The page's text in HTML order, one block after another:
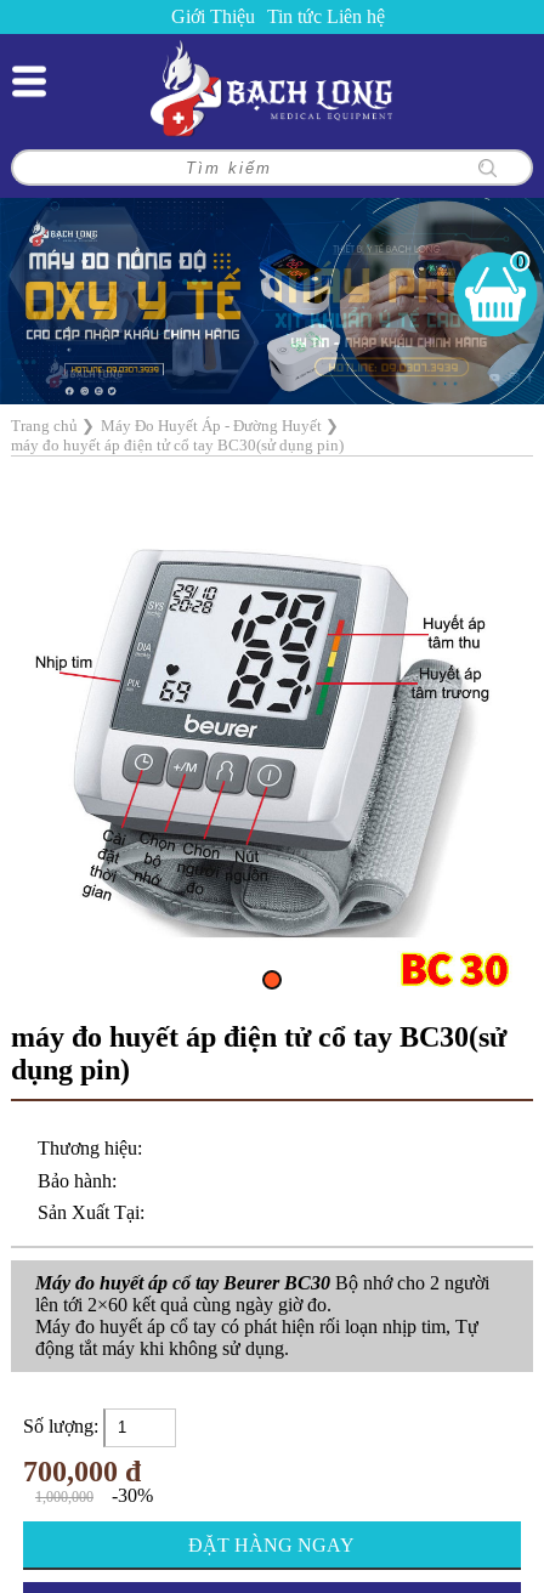
Giới Thiệu Tin tức Liên hệ
0
Trang chủ ❯ Máy Đo Huyết Áp - Đường Huyết❯
máy đo huyết áp điện tử cổ tay BC30(sử dụng pin)
máy đo huyết áp điện tử cổ tay BC30(sử
dụng pin)
Thương hiệu:
Bảo hành:
Sản Xuất Tại:
Máy đo huyết áp cổ tay Beurer BC30 Bộ nhớ cho 2 người
lên tới 2×60 kết quả cùng ngày giờ đo.
Máy đo huyết áp cổ tay có phát hiện rối loạn nhịp tim, Tự
động tắt máy khi không sử dụng.
Số lượng:
700,000 đ
1,000,000 -30%
ĐẶT HÀNG NGAY